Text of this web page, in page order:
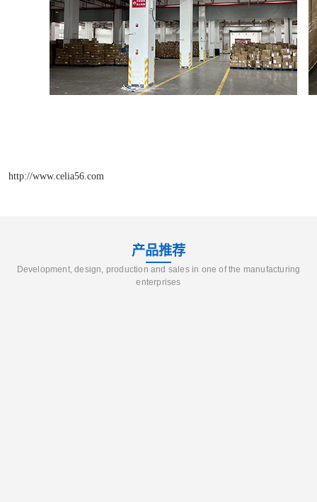
http://www.celia56.com
产品推荐
Development, design, production and sales in one of the manufacturing
enterprises